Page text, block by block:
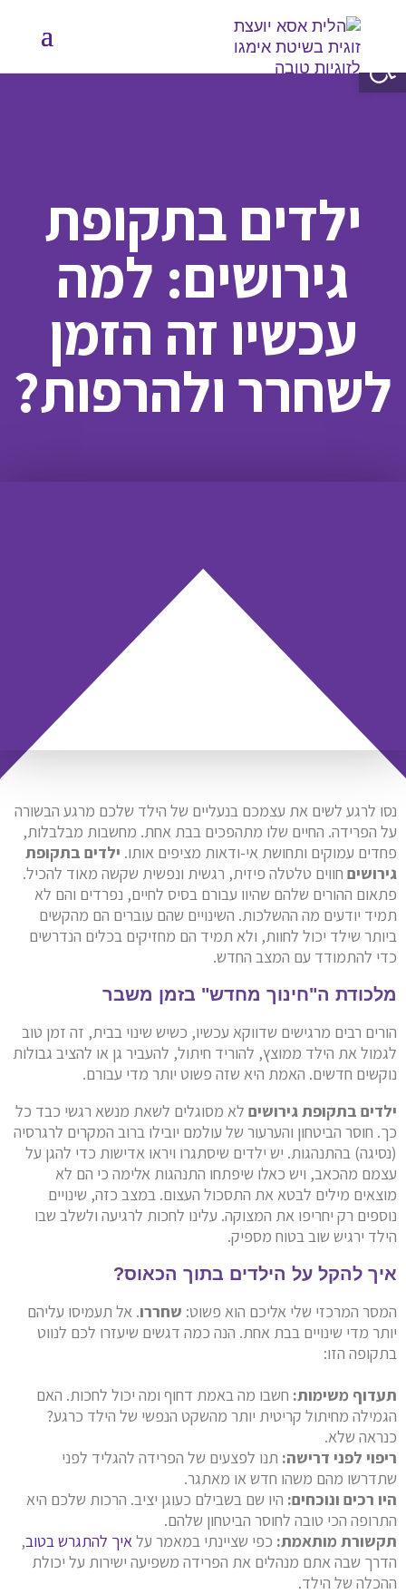
ילדים בתקופת
גירושים: למה
עכשיו זה הזמן
לשחרר ולהרפות?
נסו לרגע לשים את עצמכם בנעליים של הילד שלכם מרגע הבשורה
על הפרידה. החיים שלו מתהפכים בבת אחת. מחשבות מבלבלות,
פחדים עמוקים ותחושת אי-ודאות מציפים אותו. ילדים בתקופת
גירושים חווים טלטלה פיזית, רגשית ונפשית שקשה מאוד להכיל.
פתאום ההורים שלהם שהיוו עבורם בסיס לחיים, נפרדים והם לא
תמיד יודעים מה ההשלכות. השינויים שהם עוברים הם מהקשים
ביותר שילד יכול לחוות, ולא תמיד הם מחזיקים בכלים הנדרשים
כדי להתמודד עם המצב החדש.
מלכודת ה"חינוך מחדש" בזמן משבר
הורים רבים מרגישים שדווקא עכשיו, כשיש שינוי בבית, זה זמן טוב
לגמול את הילד ממוצץ, להוריד חיתול, להעביר גן או להציב גבולות
נוקשים חדשים. האמת היא שזה פשוט יותר מדי עבורם.
ילדים בתקופת גירושים לא מסוגלים לשאת מנשא רגשי כבד כל
כך. חוסר הביטחון והערעור של עולמם יובילו ברוב המקרים לרגרסיה
(נסיגה) בהתנהגות. יש ילדים שיסתגרו ויראו אדישות כדי להגן על
עצמם מהכאב, ויש כאלו שיפתחו התנהגות אלימה כי הם לא
מוצאים מילים לבטא את התסכול העצום. במצב כזה, שינויים
נוספים רק יחריפו את המצוקה. עלינו לחכות לרגיעה ולשלב שבו
הילד ירגיש שוב בטוח מספיק.
איך להקל על הילדים בתוך הכאוס?
המסר המרכזי שלי אליכם הוא פשוט: שחררו. אל תעמיסו עליהם
יותר מדי שינויים בבת אחת. הנה כמה דגשים שיעזרו לכם לנווט
בתקופה הזו:
תעדוף משימות: חשבו מה באמת דחוף ומה יכול לחכות. האם
הגמילה מחיתול קריטית יותר מהשקט הנפשי של הילד כרגע?
כנראה שלא.
ריפוי לפני דרישה: תנו לפצעים של הפרידה להגליד לפני
שתדרשו מהם משהו חדש או מאתגר.
היו רכים ונוכחים: היו שם בשבילם כעוגן יציב. הרכות שלכם היא
התרופה הכי טובה לחוסר הביטחון שלהם.
תקשורת מותאמת: כפי שציינתי במאמר עלאיך להתגרש בטוב,
הדרך שבה אתם מנהלים את הפרידה משפיעה ישירות על יכולת
ההכלה של הילד.
פתח סרגל נגישות